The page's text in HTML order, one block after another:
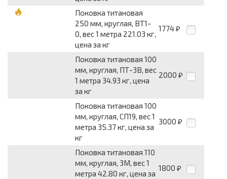
Поковка титановая
250 мм, круглая, ВТ1-
0, вес 1 метра 221.03 кг,
цена за кг
1774 ₽
Поковка титановая 100
мм, круглая, ПТ-3В, вес
1 метра 34.93 кг, цена
за кг
2000 ₽
Поковка титановая 100
мм, круглая, СП19, вес 1
метра 35.37 кг, цена за
кг
3000 ₽
Поковка титановая 110
мм, круглая, 3М, вес 1
метра 42.80 кг, цена за
1800 ₽